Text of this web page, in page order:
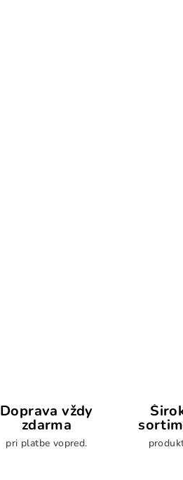
Doprava vždy
zdarma
pri platbe vopred.